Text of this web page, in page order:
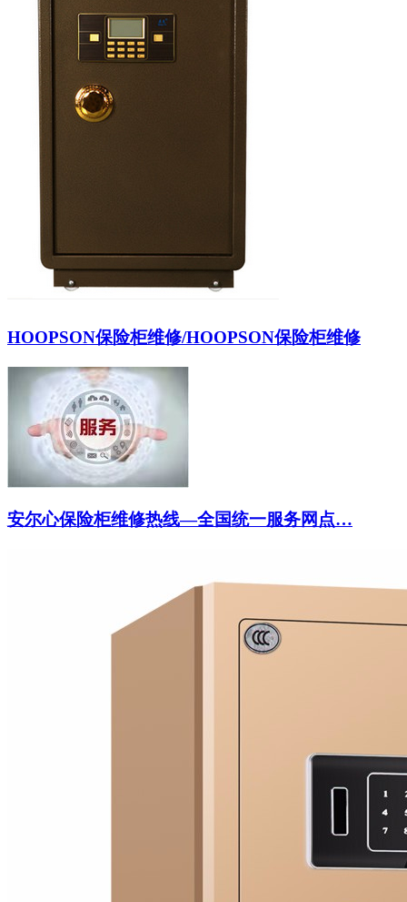
HOOPSON保险柜维修/HOOPSON保险柜维修
安尔心保险柜维修热线—全国统一服务网点…